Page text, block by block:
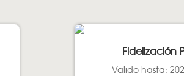
Fidelización
Valido hasta: